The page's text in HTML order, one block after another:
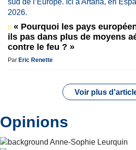
« Pourquoi les pays
ils pas dans plus de moyens
contre le feu ? »
Par Eric Renette
Voir plus
Opinions